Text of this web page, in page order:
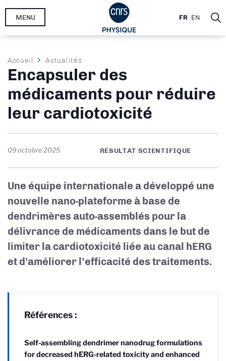
Aller
FR EN
MENU
Fil
d'Ariane
Accueil Actualités
Encapsuler des
médicaments pour réduire
leur cardiotoxicité
09 octobre 2025 RÉSULTAT SCIENTIFIQUE
Une équipe internationale a développé une
nouvelle nano-plateforme à base de
dendrimères auto-assemblés pour la
délivrance de médicaments dans le but de
limiter la cardiotoxicité liée au canal hERG
et d'améliorer l’efficacité des traitements.
Références :
Self-assembling dendrimer nanodrug formulations
for decreased hERG-related toxicity and enhanced